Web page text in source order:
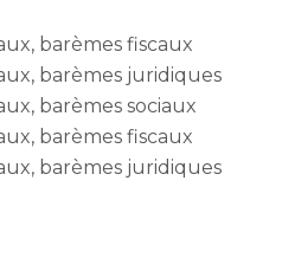
barèmes fiscaux
barèmes juridiques
barèmes sociaux
barèmes fiscaux
barèmes juridiques